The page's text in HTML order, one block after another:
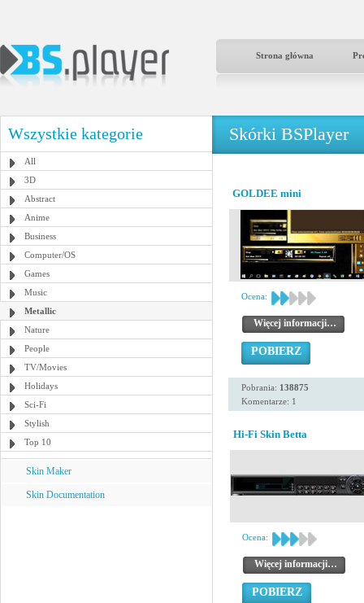
Strona główna
Wszystkie kategorie
All
3D
Abstract
Anime
Business
Computer/OS
Games
Music
Metallic
Nature
People
TV/Movies
Holidays
Sci-Fi
Stylish
Top 10
Skin Maker
Skin Documentation
Skórki BSPlayer
GOLDEE mini
Ocena:
Więcej informacji…
POBIERZ
Pobrania: 138875
Komentarze: 1
Hi-Fi Skin Betta
Ocena:
Więcej informacji…
POBIERZ